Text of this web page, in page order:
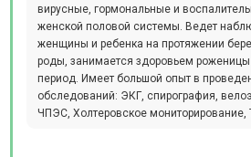
вирусные, гормональные и
женской половой системы. Ведет
женщины и ребенка на протяжении
роды, занимается здоровьем
период. Имеет большой опыт в
обследований: ЭКГ, спирография,
ЧПЭС, Холтеровское мониторирование,